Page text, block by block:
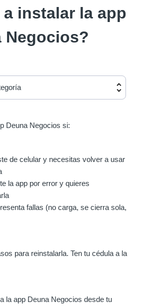
instalar la app
Negocios?
Deuna Negocios si:
de celular y necesitas volver a usar
la app por error y quieres
fallas (no carga, se cierra sola,
para reinstalarla. Ten tu cédula a la
la app Deuna Negocios desde tu